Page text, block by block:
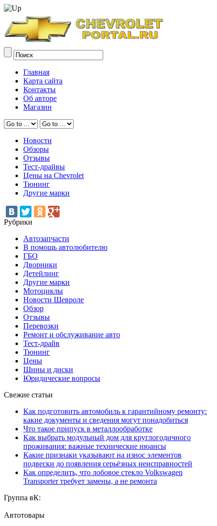
Главная
Карта сайта
Контакты
Об авторе
Магазин
Новости
Обзоры
Отзывы
Тест-драйвы
Цены на Chevrolet
Тюнинг
Другие марки
Рубрики
Автозапчасти
В помощь автолюбителю
ГБО
Дворники
Детейлинг
Другие марки
Мотоциклы
Новости Шевроле
Обзор
Отзывы
Перевозки
Ремонт и обслуживание авто
Тест-драйв
Тюнинг
Цены
Шины и диски
Юридические вопросы
Свежие статьи
Как подготовить автомобиль к гарантийному ремонту:
какие документы и сведения могут понадобиться
Что такое припуск в металлообработке
Как выбрать модульный дом для круглогодичного
проживания: важные технические нюансы
Какие признаки указывают на износ элементов
подвески до появления серьёзных неисправностей
Как определить, что лобовое стекло Volkswagen
Transporter требует замены, а не ремонта
Группа вК:
Автотовары